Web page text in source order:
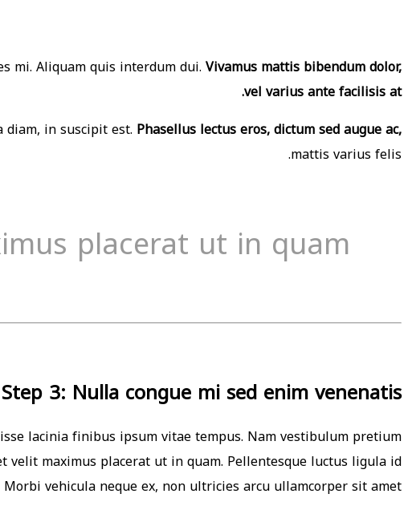
Aliquam quis interdum dui.Vivamus mattis bibendum dolor,
vel varius ante facilisis at.
in suscipit est. Phasellus lectus eros, dictum sed augue ac,
mattis varius felis.
placerat ut in quam
Step 3: Nulla congue mi sed enim venenatis
lacinia finibus ipsum vitae tempus. Nam vestibulum pretium
maximus placerat ut in quam. Pellentesque luctus ligula id
vehicula neque ex, non ultricies arcu ullamcorper sit amet